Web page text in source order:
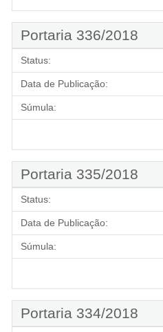
Portaria 336/2018
Status:
Data de Publicação:
Súmula:
Portaria 335/2018
Status:
Data de Publicação:
Súmula:
Portaria 334/2018